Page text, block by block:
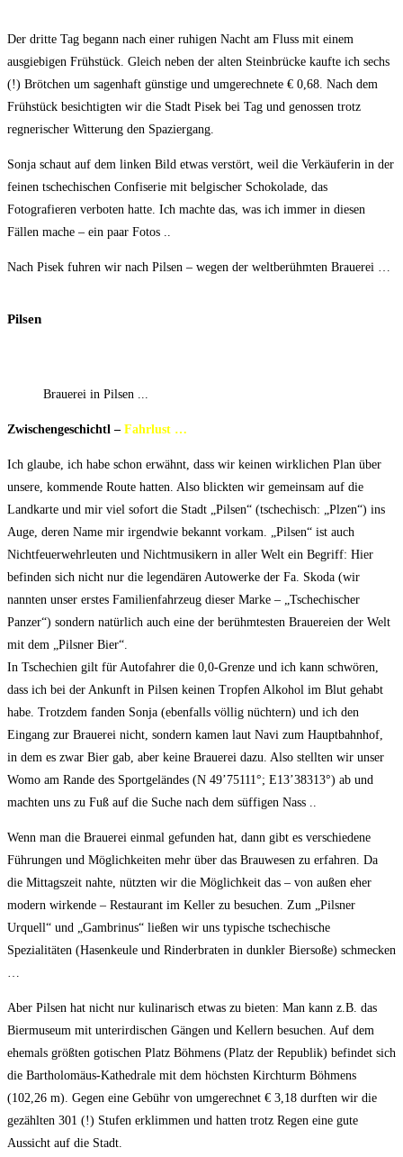
Der dritte Tag begann nach einer ruhigen Nacht am Fluss mit einem
ausgiebigen Frühstück. Gleich neben der alten Steinbrücke kaufte ich sechs
(!) Brötchen um sagenhaft günstige und umgerechnete € 0,68. Nach dem
Frühstück besichtigten wir die Stadt Pisek bei Tag und genossen trotz
regnerischer Witterung den Spaziergang.
Sonja schaut auf dem linken Bild etwas verstört, weil die Verkäuferin in der
feinen tschechischen Confiserie mit belgischer Schokolade, das
Fotografieren verboten hatte. Ich machte das, was ich immer in diesen
Fällen mache – ein paar Fotos ..
Nach Pisek fuhren wir nach Pilsen – wegen der weltberühmten Brauerei …
Pilsen
Brauerei in Pilsen ...
Zwischengeschichtl – Fahrlust …
Ich glaube, ich habe schon erwähnt, dass wir keinen wirklichen Plan über
unsere, kommende Route hatten. Also blickten wir gemeinsam auf die
Landkarte und mir viel sofort die Stadt „Pilsen“ (tschechisch: „Plzen“) ins
Auge, deren Name mir irgendwie bekannt vorkam. „Pilsen“ ist auch
Nichtfeuerwehrleuten und Nichtmusikern in aller Welt ein Begriff: Hier
befinden sich nicht nur die legendären Autowerke der Fa. Skoda (wir
nannten unser erstes Familienfahrzeug dieser Marke – „Tschechischer
Panzer“) sondern natürlich auch eine der berühmtesten Brauereien der Welt
mit dem „Pilsner Bier“.
In Tschechien gilt für Autofahrer die 0,0-Grenze und ich kann schwören,
dass ich bei der Ankunft in Pilsen keinen Tropfen Alkohol im Blut gehabt
habe. Trotzdem fanden Sonja (ebenfalls völlig nüchtern) und ich den
Eingang zur Brauerei nicht, sondern kamen laut Navi zum Hauptbahnhof,
in dem es zwar Bier gab, aber keine Brauerei dazu. Also stellten wir unser
Womo am Rande des Sportgeländes (N 49’75111°; E13’38313°) ab und
machten uns zu Fuß auf die Suche nach dem süffigen Nass ..
Wenn man die Brauerei einmal gefunden hat, dann gibt es verschiedene
Führungen und Möglichkeiten mehr über das Brauwesen zu erfahren. Da
die Mittagszeit nahte, nützten wir die Möglichkeit das – von außen eher
modern wirkende – Restaurant im Keller zu besuchen. Zum „Pilsner
Urquell“ und „Gambrinus“ ließen wir uns typische tschechische
Spezialitäten (Hasenkeule und Rinderbraten in dunkler Biersoße) schmecken
…
Aber Pilsen hat nicht nur kulinarisch etwas zu bieten: Man kann z.B. das
Biermuseum mit unterirdischen Gängen und Kellern besuchen. Auf dem
ehemals größten gotischen Platz Böhmens (Platz der Republik) befindet sich
die Bartholomäus-Kathedrale mit dem höchsten Kirchturm Böhmens
(102,26 m). Gegen eine Gebühr von umgerechnet € 3,18 durften wir die
gezählten 301 (!) Stufen erklimmen und hatten trotz Regen eine gute
Aussicht auf die Stadt.